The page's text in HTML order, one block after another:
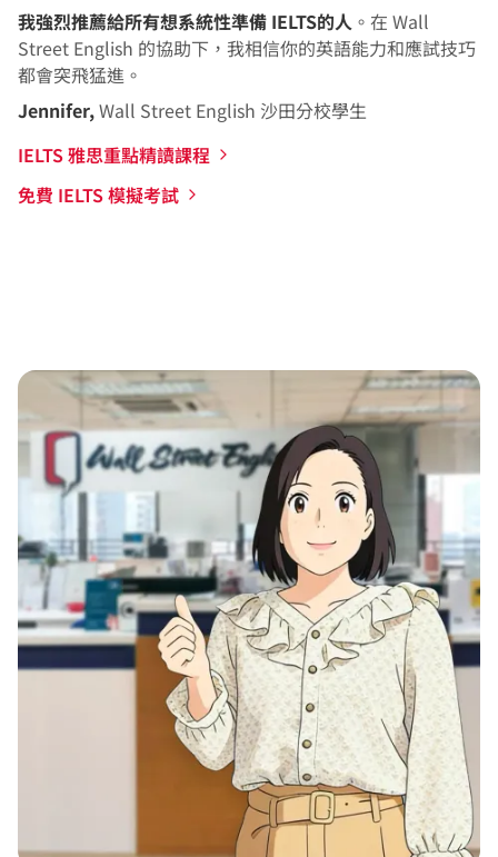
我強烈推薦給所有想系統性準備 IELTS的人 。在 Wall
Street English 的協助下，我相信你的英語能力和應試技巧
都會突飛猛進。
Jennifer,Wall Street English 沙田分校學生
IELTS 雅思重點精讀課程
免費 IELTS 模擬考試